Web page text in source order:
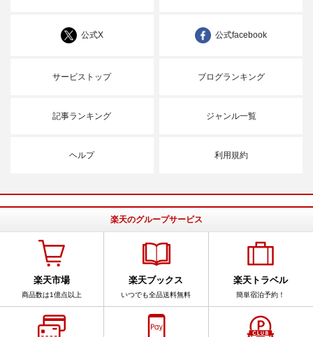
公式X 公式facebook
サービストップ ブログランキング
記事ランキング ジャンル一覧
ヘルプ 利用規約
楽天のグループサービス
楽天市場
商品数は1億点以上
楽天ブックス
いつでも全品送料無料
楽天トラベル
簡単宿泊予約！